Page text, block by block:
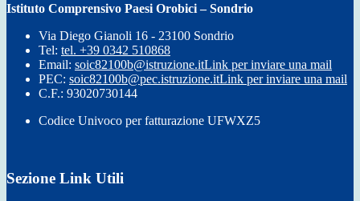
Istituto Comprensivo Paesi Orobici – Sondrio
Via Diego Gianoli 16 - 23100 Sondrio
Tel: tel. +39 0342 510868
Email: soic82100b@istruzione.itLink per inviare una mail
PEC: soic82100b@pec.istruzione.itLink per inviare una mail
C.F.: 93020730144
Codice Univoco per fatturazione UFWXZ5
Sezione Link Utili